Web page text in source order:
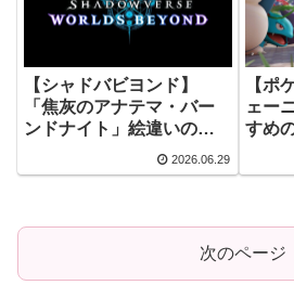
【シャドバビヨンド】
「焦灰のアナテマ・バー
ンドナイト」絵違いの入
手方法【Shadowverse:
Worlds Beyond】
2026.06.29
【ポ
ェー
すめ
【
次のページ